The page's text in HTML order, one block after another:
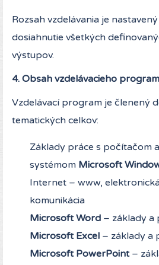
Rozsah vzdelávania je
dosiahnutie všetkých
výstupov.
4. Obsah vzdelávacieho
Vzdelávací program je členený
tematických celkov:
Základy práce s počítačom
systémom Microsoft
Internet – www,
komunikácia
Microsoft Word – základy a
Microsoft Excel – základy a
Microsoft PowerPoint–